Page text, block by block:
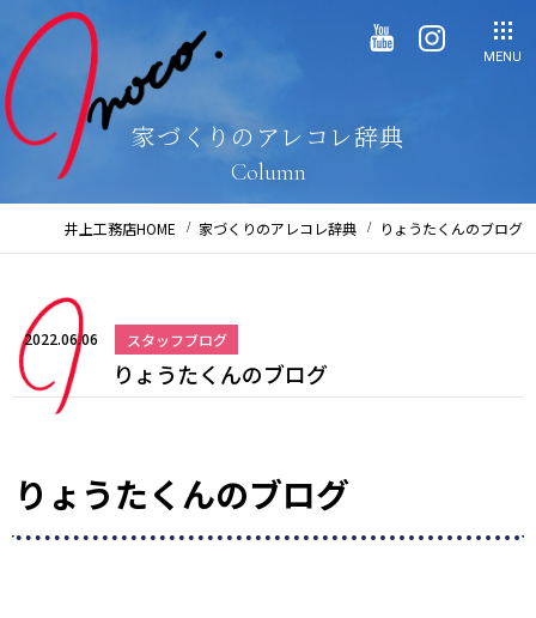
MENU
家づくりのアレコレ辞典
Column
井上工務店HOME 家づくりのアレコレ辞典 りょうたくんのブログ
2022.06.06 スタッフブログ
りょうたくんのブログ
りょうたくんのブログ